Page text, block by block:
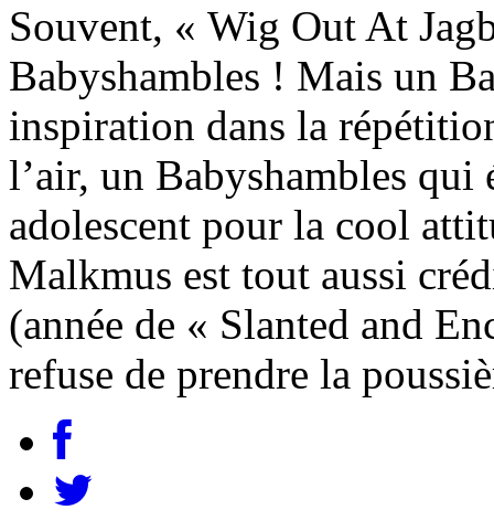
Souvent, « Wig Out At
Babyshambles ! Mais un
inspiration dans la
l’air, un Babyshambles qui
adolescent pour la cool
Malkmus est tout aussi
(année de « Slanted and
refuse de prendre la